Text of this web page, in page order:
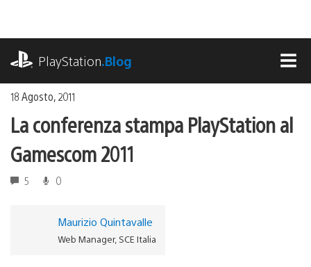
contenuto
PlayStation.Blog
18 Agosto, 2011
La conferenza stampa PlayStation al
Gamescom 2011
5 0
Maurizio Quintavalle
Web Manager, SCE Italia